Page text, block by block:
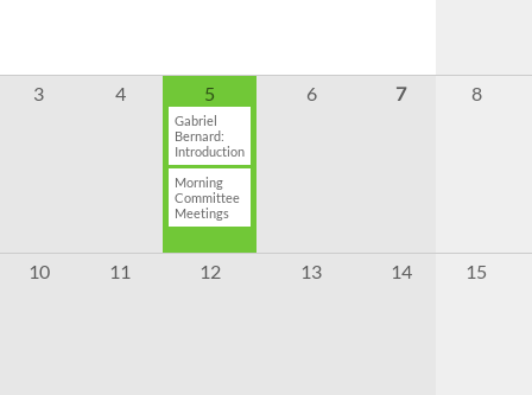
3 4 5
Gabriel
Bernard:
Introduction
Morning
Committee
Meetings
6 7 8
10 11 12 13 14 15